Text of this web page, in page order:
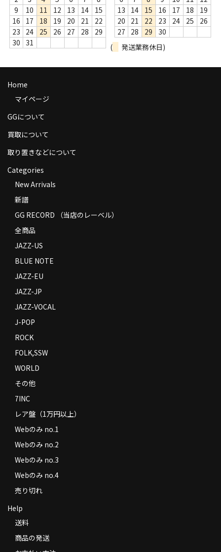
Webのみ no.3
Webのみ no.4
送料
商品の発送
お支払い方法
コンディション
Privacy Policy
Contact
9
10 11 12 13 14
15
16
17 18 19 20 21
22
23
24 25 26 27 28
29
30
31
13
14 15 16 17 18
19
20
21 22 23 24 25
26
27
28 29
30
(
発送業務休日)
Home
マイページ
GGについて
買取について
取り置きなどについて
Categories
New Arrivals
新譜
GG RECORD （当店のレーベル）
全商品
JAZZ-US
BLUE NOTE
JAZZ-EU
JAZZ-JP
JAZZ-VOCAL
J-POP
ROCK
FOLK,SSW
WORLD
その他
7INC
レア盤（1万円以上）
Webのみ no.1
Webのみ no.2
Webのみ no.3
Webのみ no.4
売り切れ
Help
送料
商品の発送